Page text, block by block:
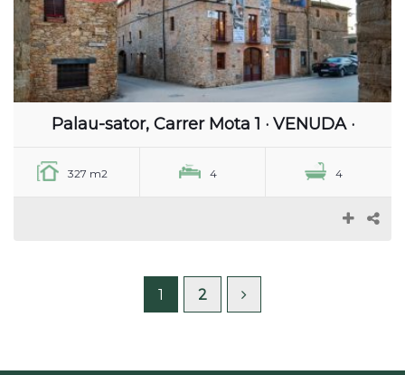
Palau-sator, Carrer Mota 1 · VENUDA ·
327 m2 4 4
1 2